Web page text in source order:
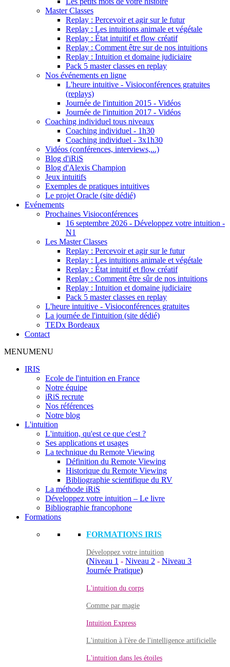
Master Classes
Replay : Percevoir et agir sur le futur
Replay : Les intuitions animale et végétale
Replay : État intuitif et flow créatif
Replay : Comment être sur de nos intuitions
Replay : Intuition et domaine judiciaire
Pack 5 master classes en replay
Nos événements en ligne
L'heure intuitive - Visioconférences gratuites
(replays)
Journée de l'intuition 2015 - Vidéos
Journée de l'intuition 2017 - Vidéos
Coaching individuel tous niveaux
Coaching individuel - 1h30
Coaching individuel - 3x1h30
Vidéos (conférences, interviews,...)
Blog d'iRiS
Blog d'Alexis Champion
Jeux intuitifs
Exemples de pratiques intuitives
Le projet Oracle (site dédié)
Evénements
Prochaines Visioconférences
16 septembre 2026 - Développez votre intuition -
N1
Les Master Classes
Replay : Percevoir et agir sur le futur
Replay : Les intuitions animale et végétale
Replay : État intuitif et flow créatif
Replay : Comment être sûr de nos intuitions
Replay : Intuition et domaine judiciaire
Pack 5 master classes en replay
L'heure intuitive - Visioconférences gratuites
La journée de l'intuition (site dédié)
TEDx Bordeaux
Contact
MENUMENU
IRIS
Ecole de l'intuition en France
Notre équipe
iRiS recrute
Nos références
Notre blog
L'intuition
L'intuition, qu'est ce que c'est ?
Ses applications et usages
La technique du Remote Viewing
Définition du Remote Viewing
Historique du Remote Viewing
Bibliographie scientifique du RV
La méthode iRiS
Développez votre intuition – Le livre
Bibliographie francophone
Formations
FORMATIONS IRIS
Développez votre intuition
(Niveau 1 - Niveau 2 - Niveau 3
Journée Pratique)
L'intuition du corps
Comme par magie
Intuition Express
L'intuition à l'ère de l'intelligence artificielle
L'intuition dans les étoiles